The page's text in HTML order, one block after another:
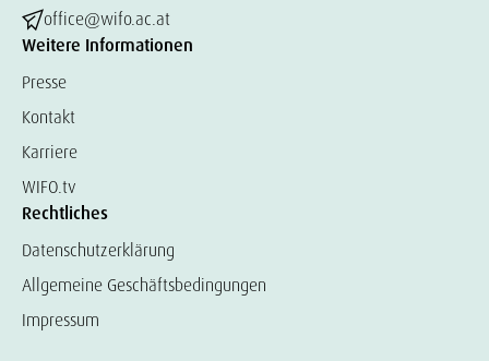
office@wifo.ac.at
Weitere Informationen
Presse
Kontakt
Karriere
WIFO.tv
Rechtliches
Datenschutzerklärung
Allgemeine Geschäftsbedingungen
Impressum